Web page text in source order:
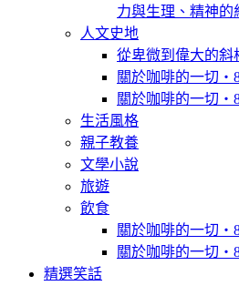
力與生理、精神的
人文史地
從卑微到偉大的斜
關於咖啡的一切
關於咖啡的一切
生活風格
親子教養
文學小說
旅遊
飲食
關於咖啡的一切
關於咖啡的一切
精選笑話